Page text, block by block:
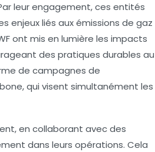
leur engagement, ces entités
enjeux liés auxémissions de gaz
ont mis en lumière les impacts
des pratiques durables au
de campagnes de
qui visent simultanément les
, en collaborant avec des
dans leurs opérations. Cela